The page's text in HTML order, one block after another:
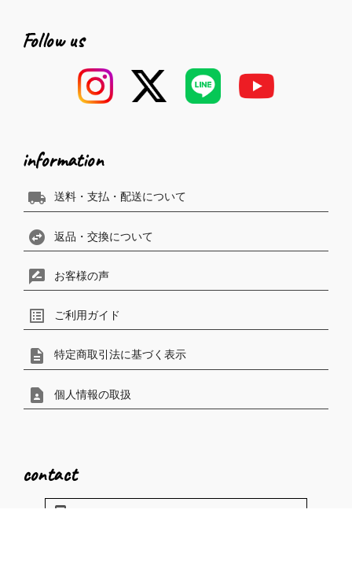
Follow us
information
local_shipping 送料・支払・配送について
swap_horizontal_circle 返品・交換について
rate_review お客様の声
list_alt ご利用ガイド
description 特定商取引法に基づく表示
contact_page 個人情報の取扱
contact
phonelink_ring